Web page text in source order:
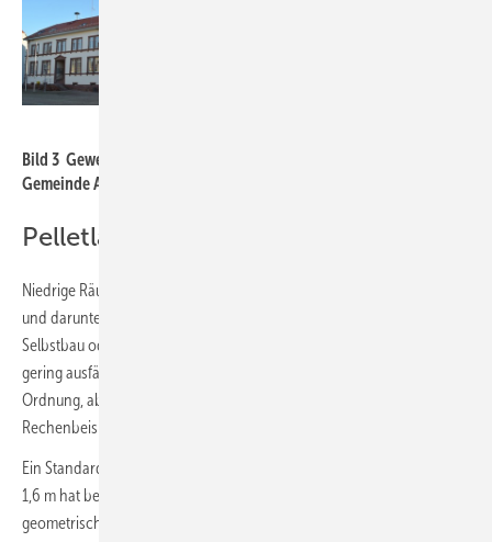
Bild 3 Gewebesilos in einem Gewölbekeller des Rathauses der
Gemeinde Aglasterhausen.
Pelletlager mit niedriger Raumhöhe
Niedrige Räume unter 2 m sind immer eine Herausforderung. Bei 1,6 m
und darunter wird es schwierig, ein vernünftiges Pelletlager (egal ob
Selbstbau oder Fertiglager) zu errichten, da die Tonnage dann sehr
gering ausfällt. Das ist für den kleinen Kesselleistungsbereich noch in
Ordnung, aber nicht mehr bei Kesseln ab 20 kW. Dazu ein
Rechenbeispiel:
Ein Standardsilo mit konischem Auslauf bei einer Raumhöhe von
1,6 m hat bei A.B.S. Abmessung von (LBH) 1,9 × 1,9 × 1,4 m. Aus
geometrischen Gründen ist keine größere Abmessung möglich. Ein